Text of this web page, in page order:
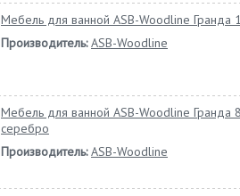
Мебель для ванной ASB-Woodline Гранда
Производитель: ASB-Woodline
Мебель для ванной ASB-Woodline Гранда
серебро
Производитель: ASB-Woodline